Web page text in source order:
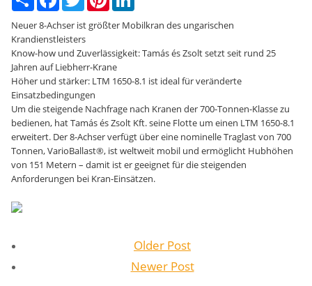
Neuer 8-Achser ist größter Mobilkran des ungarischen
Krandienstleisters
Know-how und Zuverlässigkeit: Tamás és Zsolt setzt seit rund 25
Jahren auf Liebherr-Krane
Höher und stärker: LTM 1650-8.1 ist ideal für veränderte
Einsatzbedingungen
Um die steigende Nachfrage nach Kranen der 700-Tonnen-Klasse zu
bedienen, hat Tamás és Zsolt Kft. seine Flotte um einen LTM 1650-8.1
erweitert. Der 8-Achser verfügt über eine nominelle Traglast von 700
Tonnen, VarioBallast®, ist weltweit mobil und ermöglicht Hubhöhen
von 151 Metern – damit ist er geeignet für die steigenden
Anforderungen bei Kran-Einsätzen.
Older Post
Newer Post